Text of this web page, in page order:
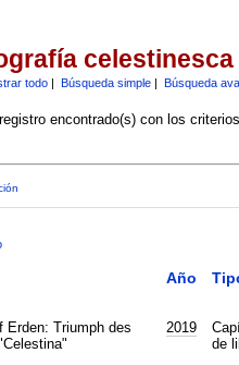
celestinesca
todo| Búsqueda simple| Búsqueda
encontrado(s) con los
Año
Erden: Triumph des
2019
de